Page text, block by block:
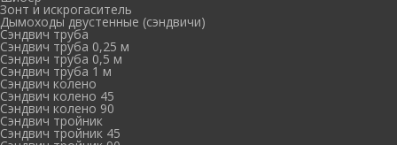
Зонт и искрогаситель
Дымоходы двустенные (сэндвичи)
Сэндвич труба
Сэндвич труба 0,25 м
Сэндвич труба 0,5 м
Сэндвич труба 1 м
Сэндвич колено
Сэндвич колено 45
Сэндвич колено 90
Сэндвич тройник
Сэндвич тройник 45